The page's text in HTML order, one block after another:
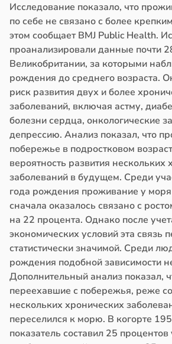
Исследование показало, что
по себе не связано с более
этом сообщает BMJ Public Health.
проанализировали данные почти
Великобритании, за которыми
рождения до среднего возраста.
риск развития двух и более
заболеваний, включая астму,
болезни сердца, онкологические
депрессию. Анализ показал, что
побережье в подростковом
вероятность развития нескольких
заболеваний в будущем. Среди
года рождения проживание у
сначала оказалось связано с
на 22 процента. Однако после
экономических условий эта связь
статистически значимой. Среди
рождения подобной зависимости
Дополнительный анализ показал,
переехавшие с побережья, реже
нескольких хронических
переселился к морю. В когорте
показатель составил 25